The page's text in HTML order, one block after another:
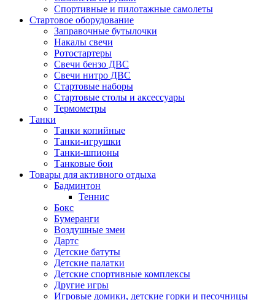
Спортивные и пилотажные самолеты
Стартовое оборудование
Заправочные бутылочки
Накалы свечи
Ротостартеры
Свечи бензо ДВС
Свечи нитро ДВС
Стартовые наборы
Стартовые столы и аксессуары
Термометры
Танки
Танки копийные
Танки-игрушки
Танки-шпионы
Танковые бои
Товары для активного отдыха
Бадминтон
Теннис
Бокс
Бумеранги
Воздушные змеи
Дартс
Детские батуты
Детские палатки
Детские спортивные комплексы
Другие игры
Игровые домики, детские горки и песочницы